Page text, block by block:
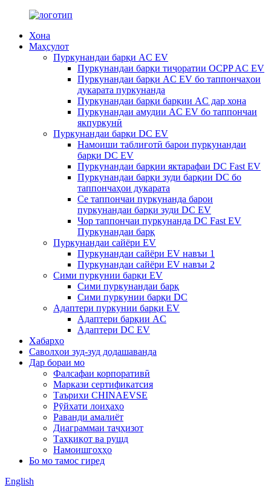
Хона
Маҳсулот
Пуркунандаи барқи AC EV
Пуркунандаи барқи тиҷоратии OCPP AC EV
Пуркунандаи барқи AC EV бо таппончаҳои
дукарата пуркунанда
Пуркунандаи барқи барқии AC дар хона
Пуркунандаи амудии AC EV бо таппончаи
якпуркунӣ
Пуркунандаи барқи DC EV
Намоиши таблиғотӣ барои пуркунандаи
барқи DC EV
Пуркунандаи барқии яктарафаи DC Fast EV
Пуркунандаи барқи зуди барқии DC бо
таппончаҳои дукарата
Се таппончаи пуркунанда барои
пуркунандаи барқи зуди DC EV
Чор таппончаи пуркунанда DC Fast EV
Пуркунандаи барқ
Пуркунандаи сайёри EV
Пуркунандаи сайёри EV навъи 1
Пуркунандаи сайёри EV навъи 2
Сими пуркунии барқи EV
Сими пуркунандаи барқ
Сими пуркунии барқи DC
Адаптери пуркунии барқи EV
Адаптери барқии AC
Адаптери DC EV
Хабарҳо
Саволҳои зуд-зуд додашаванда
Дар бораи мо
Фалсафаи корпоративӣ
Маркази сертификатсия
Таърихи CHINAEVSE
Рӯйхати лоиҳаҳо
Раванди амалиёт
Диаграммаи таҷҳизот
Таҳқиқот ва рушд
Намоишгоҳҳо
Бо мо тамос гиред
English